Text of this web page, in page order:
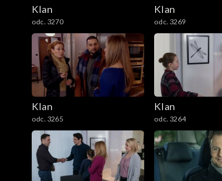
2001–2100
1901–2000
1801–1900
1701–1800
1601–1700
1501–1600
1401–1500
Klan
odc. 3270
Klan
odc. 3269
Klan
odc. 3265
Klan
odc. 3264